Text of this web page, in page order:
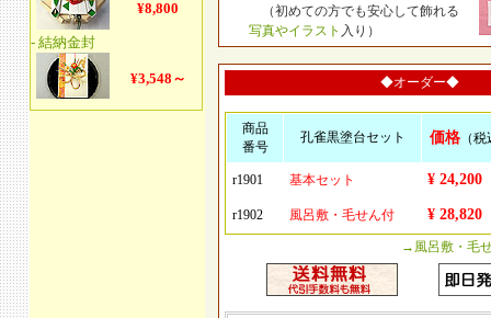
（初めての方でも安心して飾れる
写真やイラスト 入り）
◆オーダー◆
商品
番号
孔雀黒塗台セット 価格（税
r1901 基本セット ¥ 24,200
r1902 風呂敷・毛せん付 ¥ 28,820
→風呂敷・毛